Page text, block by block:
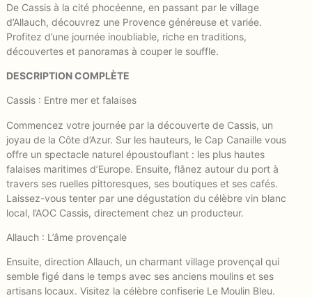
De Cassis à la cité phocéenne, en passant par le village
d’Allauch, découvrez une Provence généreuse et variée.
Profitez d’une journée inoubliable, riche en traditions,
découvertes et panoramas à couper le souffle.
DESCRIPTION COMPLÈTE
Cassis : Entre mer et falaises
Commencez votre journée par la découverte de Cassis, un
joyau de la Côte d’Azur. Sur les hauteurs, le Cap Canaille vous
offre un spectacle naturel époustouflant : les plus hautes
falaises maritimes d’Europe. Ensuite, flânez autour du port à
travers ses ruelles pittoresques, ses boutiques et ses cafés.
Laissez-vous tenter par une dégustation du célèbre vin blanc
local, l’AOC Cassis, directement chez un producteur.
Allauch : L’âme provençale
Ensuite, direction Allauch, un charmant village provençal qui
semble figé dans le temps avec ses anciens moulins et ses
artisans locaux. Visitez la célèbre confiserie Le Moulin Bleu.